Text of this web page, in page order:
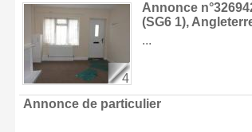
4
Annonce
(SG6 1),
...
Annonce de particulier